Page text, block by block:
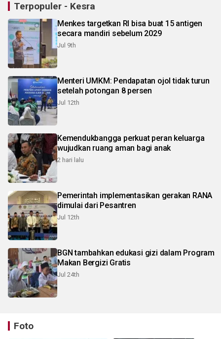
Terpopuler - Kesra
Menkes targetkan RI bisa buat 15 antigen
secara mandiri sebelum 2029
Jul 9th
Menteri UMKM: Pendapatan ojol tidak turun
setelah potongan 8 persen
Jul 12th
Kemendukbangga perkuat peran keluarga
wujudkan ruang aman bagi anak
2 hari lalu
Pemerintah implementasikan gerakan RANA
dimulai dari Pesantren
Jul 12th
BGN tambahkan edukasi gizi dalam Program
Makan Bergizi Gratis
Jul 24th
Foto